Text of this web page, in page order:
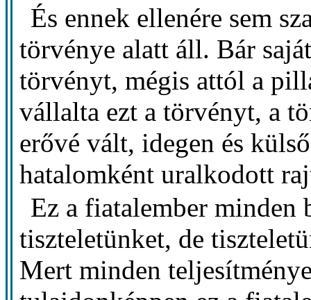
És ennek ellenére sem
törvénye alatt áll. Bár
törvényt, mégis attól a
vállalta ezt a törvényt, a
erővé vált, idegen és
hatalomként uralkodott
Ez a fiatalember minden
tiszteletünket, de
Mert minden